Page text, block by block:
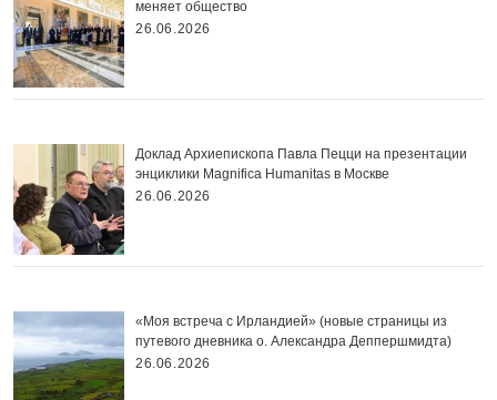
меняет общество
26.06.2026
Доклад Архиепископа Павла Пецци на презентации
энциклики Magnifica Нumanitas в Москве
26.06.2026
«Моя встреча с Ирландией» (новые страницы из
путевого дневника о. Александра Деппершмидта)
26.06.2026